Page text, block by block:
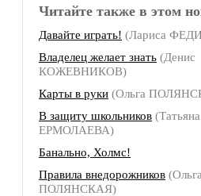
Читайте также в этом
Давайте играть! (Лариса
Владелец желает знать (Денис
КОЖЕВНИКОВ)
Карты в руки (Ольга
В защиту школьников (Татьяна
ЕРМОЛАЕВА)
Банально, Холмс!
Правила внедорожников
ПОЛЯНСКАЯ)